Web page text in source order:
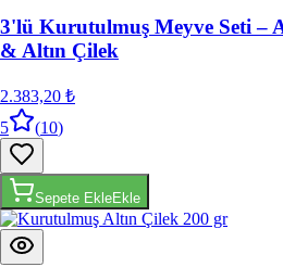
3'lü Kurutulmuş Meyve Seti –
& Altın Çilek
2.383,20 ₺
5
(10)
Sepete EkleEkle